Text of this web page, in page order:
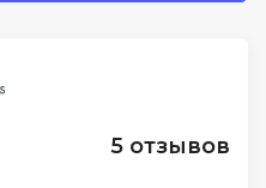
5 отзывов